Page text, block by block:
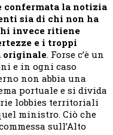
confermata la notizia
sia di chi non ha
invece ritiene
e i troppi
originale. Forse c’è un
e in ogni caso
non abbia una
portuale e si divida
lobbies territoriali
ministro. Ciò che
sull’Alto